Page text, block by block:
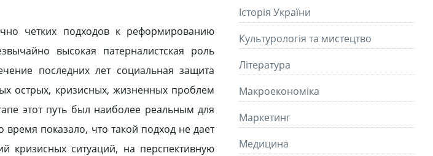
четких подходов к реформированию
высокая патерналистская роль
последних лет социальная защита
острых, кризисных, жизненных проблем
этот путь был наиболее реальным для
показало, что такой подход не дает
кризисных ситуаций, на перспективную
Історія України
Культурологія та мистецтво
Літературa
Макроекономіка
Маркетинг
Медицина